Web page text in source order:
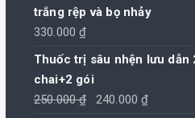
trắng rệp và bọ nhảy
330.000₫
Thuốc trị sâu nhện lưu dẫn
chai+2 gói
250.000₫
Giá
240.000₫